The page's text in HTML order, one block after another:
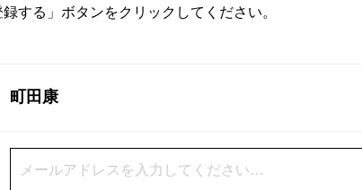
する」ボタンをクリックしてください。
町田康